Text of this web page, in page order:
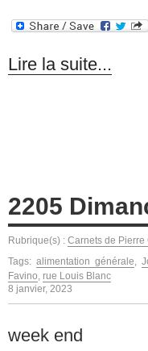
Lire la suite...
2205
Rubrique(s) : Carnets de Pierre
Tags: alimentation générale
Favino rue Louis Blanc
8 janvier, 2023
week end